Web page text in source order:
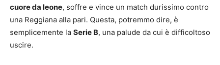
cuore da leone, soffre e vince un match durissimo contro
una Reggiana alla pari. Questa, potremmo dire, è
semplicemente la Serie B, una palude da cui è difficoltoso
uscire.